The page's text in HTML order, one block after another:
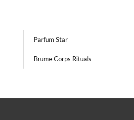
Parfum Star
Brume Corps Rituals